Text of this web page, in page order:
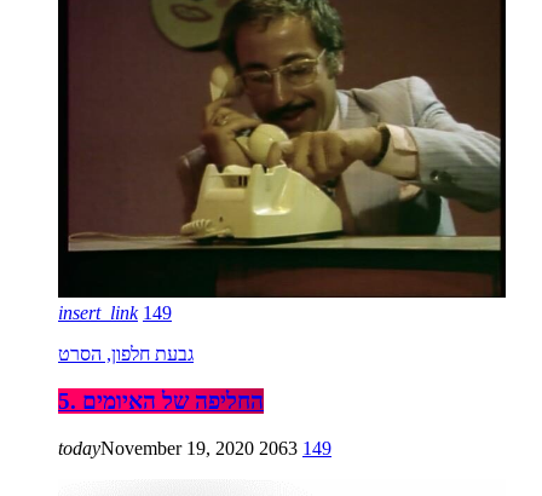
insert_link 149
גבעת חלפון, הסרט
5. החליפה של האיומים
todayNovember 19, 2020 2063 149